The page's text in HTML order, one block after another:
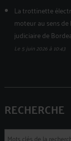
La trottinette
moteur au sens
judiciaire de
Le 5 juin 2026 à 10:43
RECHERCHE